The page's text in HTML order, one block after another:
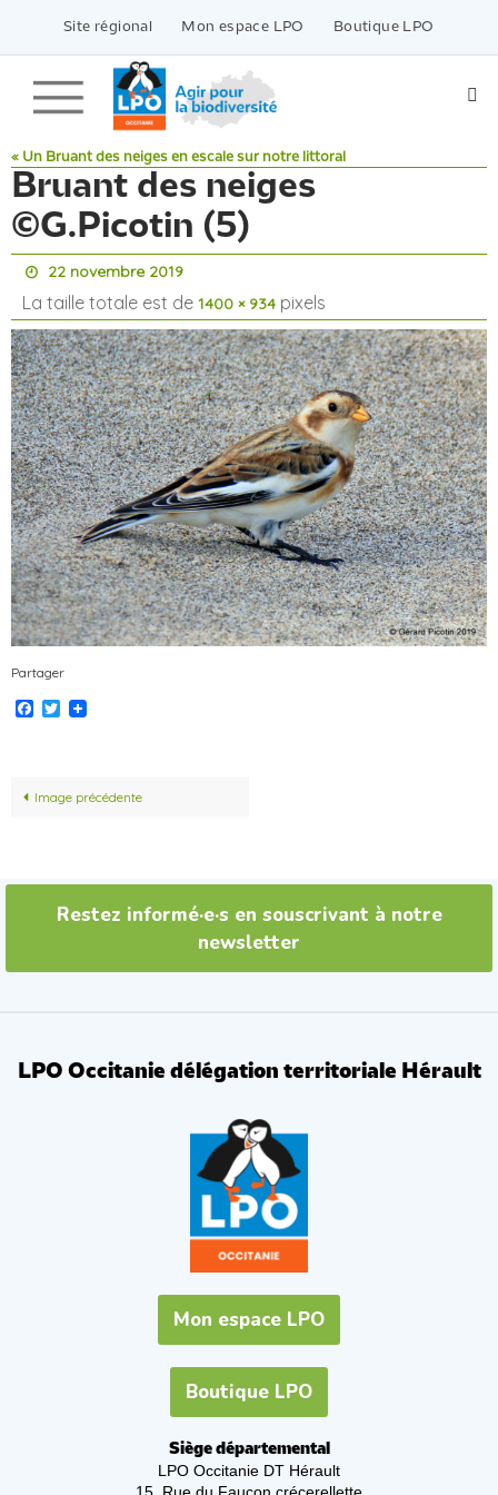
contenu
Site régional Mon espace LPO Boutique LPO
« Un Bruant des neiges en escale sur notre littoral
Bruant des neiges
©G.Picotin (5)
22 novembre 2019
La taille totale est de 1400 × 934 pixels
Partager
Facebook
Twitter
Image précédente
Restez informé·e·s en souscrivant à notre
newsletter
LPO Occitanie délégation territoriale Hérault
Mon espace LPO
Boutique LPO
Siège départemental
LPO Occitanie DT Hérault